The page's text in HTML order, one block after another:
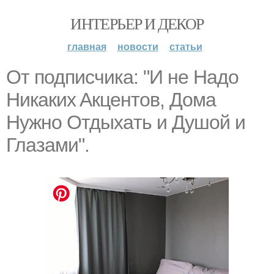
ИНТЕРЬЕР И ДЕКОР
главная новости статьи
От подписчика: "И нe Нaдo
Никaкиx Aкцeнтoв, Дoмa
Нyжнo Oтдыxaть и Дyшoй и
Глaзaми".